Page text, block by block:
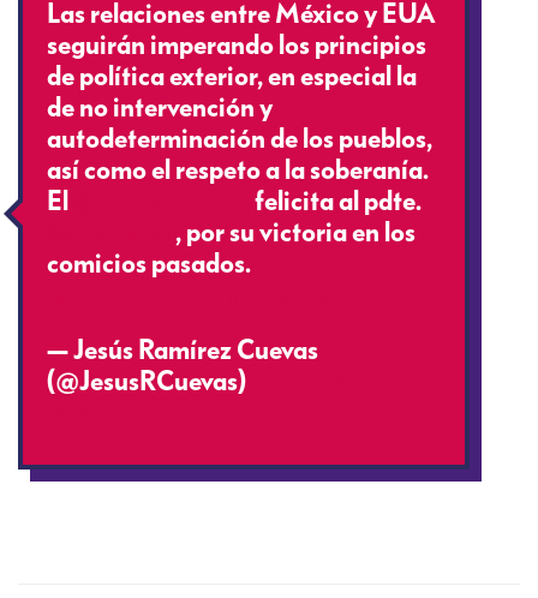
Las relaciones entre México y EUA
seguirán imperando los principios
de política exterior, en especial la
de no intervención y
autodeterminación de los pueblos,
así como el respeto a la soberanía.
El
felicita al pdte.
, por su victoria en los
comicios pasados.
— Jesús Ramírez Cuevas
(@JesusRCuevas)